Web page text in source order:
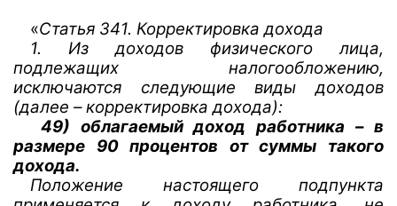
«Статья 341. Корректировка дохода
1. Из доходов физического лица,
подлежащих налогообложению,
исключаются следующие виды доходов
(далее – корректировка дохода):
49) облагаемый доход работника – в
размере 90 процентов от суммы такого
дохода.
Положение настоящего подпункта